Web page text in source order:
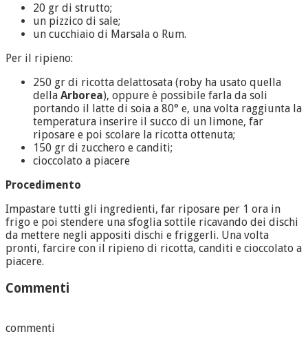
20 gr di strutto;
un pizzico di sale;
un cucchiaio di Marsala o Rum.
Per il ripieno:
250 gr di ricotta delattosata (roby ha usato quella
della Arborea), oppure è possibile farla da soli
portando il latte di soia a 80° e, una volta raggiunta la
temperatura inserire il succo di un limone, far
riposare e poi scolare la ricotta ottenuta;
150 gr di zucchero e canditi;
cioccolato a piacere
Procedimento
Impastare tutti gli ingredienti, far riposare per 1 ora in
frigo e poi stendere una sfoglia sottile ricavando dei dischi
da mettere negli appositi dischi e friggerli. Una volta
pronti, farcire con il ripieno di ricotta, canditi e cioccolato a
piacere.
Commenti
commenti